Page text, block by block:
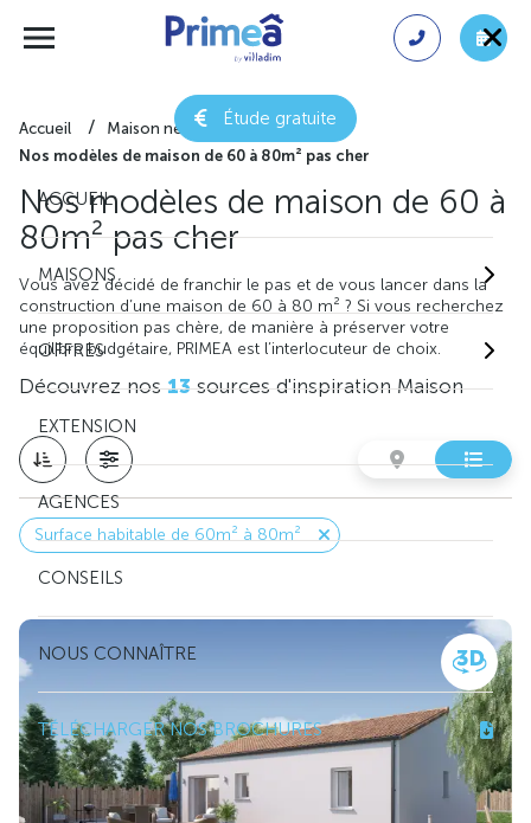
Étude gratuite
ACCUEIL
MAISONS
OFFRES
EXTENSION
AGENCES
CONSEILS
NOUS CONNAÎTRE
TÉLÉCHARGER NOS BROCHURES
Accueil
Maison neuve
Nos modèles de maison de 60 à 80m² pas cher
Nos modèles de maison de 60 à
80m² pas cher
Vous avez décidé de franchir le pas et de vous lancer dans la
construction d’une maison de 60 à 80 m² ? Si vous recherchez
une proposition pas chère, de manière à préserver votre
équilibre budgétaire, PRIMEA est l’interlocuteur de choix.
Découvrez nos13sources d'inspiration Maison
Surface habitable de 60m² à 80m²